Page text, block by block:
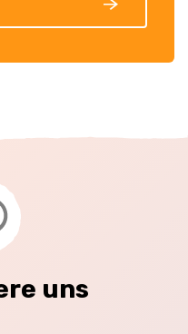
uns